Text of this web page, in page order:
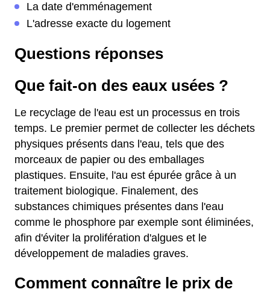
La date d'emménagement
L'adresse exacte du logement
Questions réponses
Que fait-on des eaux usées ?
Le recyclage de l'eau est un processus en trois
temps. Le premier permet de collecter les déchets
physiques présents dans l'eau, tels que des
morceaux de papier ou des emballages
plastiques. Ensuite, l'au est épurée grâce à un
traitement biologique. Finalement, des
substances chimiques présentes dans l'eau
comme le phosphore par exemple sont éliminées,
afin d'éviter la prolifération d'algues et le
développement de maladies graves.
Comment connaître le prix de